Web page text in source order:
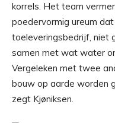
korrels. Het team
poedervormig ureum
toeleveringsbedrijf, niet
samen met wat water
Vergeleken met twee
bouw op aarde worden
zegt Kjøniksen.